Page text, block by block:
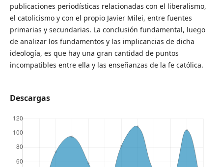
publicaciones periodísticas relacionadas con el liberalismo,
el catolicismo y con el propio Javier Milei, entre fuentes
primarias y secundarias. La conclusión fundamental, luego
de analizar los fundamentos y las implicancias de dicha
ideología, es que hay una gran cantidad de puntos
incompatibles entre ella y las enseñanzas de la fe católica.
Descargas